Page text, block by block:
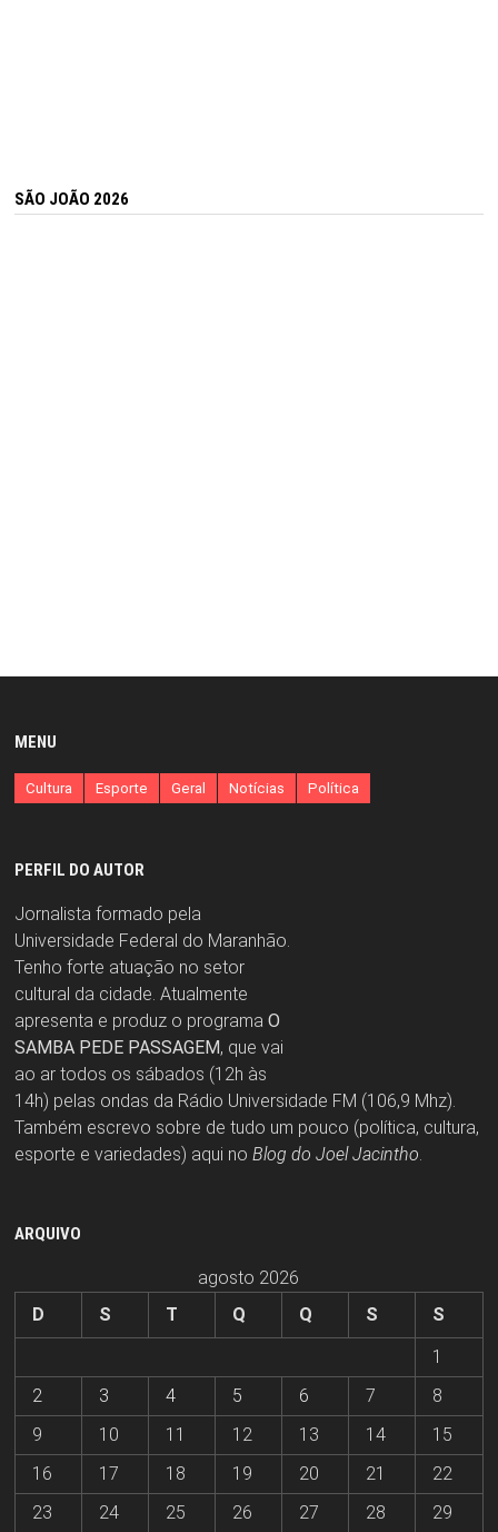
SÃO JOÃO 2026
MENU
Cultura Esporte Geral Notícias Política
PERFIL DO AUTOR
Jornalista formado pela
Universidade Federal do Maranhão.
Tenho forte atuação no setor
cultural da cidade. Atualmente
apresenta e produz o programa O
SAMBA PEDE PASSAGEM, que vai
ao ar todos os sábados (12h às
14h) pelas ondas da Rádio Universidade FM (106,9 Mhz).
Também escrevo sobre de tudo um pouco (política, cultura,
esporte e variedades) aqui no Blog do Joel Jacintho.
ARQUIVO
agosto 2026
D
S T Q Q S
S
1
2
3 4 5 6 7
8
9
10 11 12 13 14
15
16
17 18 19 20 21
22
23
24 25 26 27 28 29